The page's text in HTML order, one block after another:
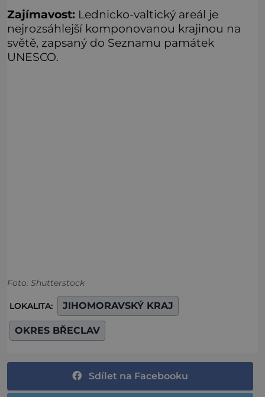
Zajímavost: Lednicko-valtický areál je
nejrozsáhlejší komponovanou krajinou na
světě, zapsaný do Seznamu památek
UNESCO.
Foto: Shutterstock
LOKALITA: JIHOMORAVSKÝ KRAJ
OKRES BŘECLAV
Sdílet na Facebooku